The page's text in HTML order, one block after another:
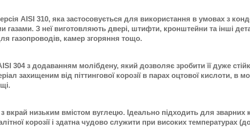
AISI 310, яка застосовується для використання в умовах з
газами. З неї виготовляють двері, штифти, кронштейни та інші
газопроводів, камер згоряння тощо.
304 з додаванням молібдену, який дозволяє зробити її дуже
захищеним від піттингової корозії в парах оцтової кислоти, в
вкрай низьким вмістом вуглецю. Ідеально підходить для зварних
корозії і здатна чудово служити при високих температурах